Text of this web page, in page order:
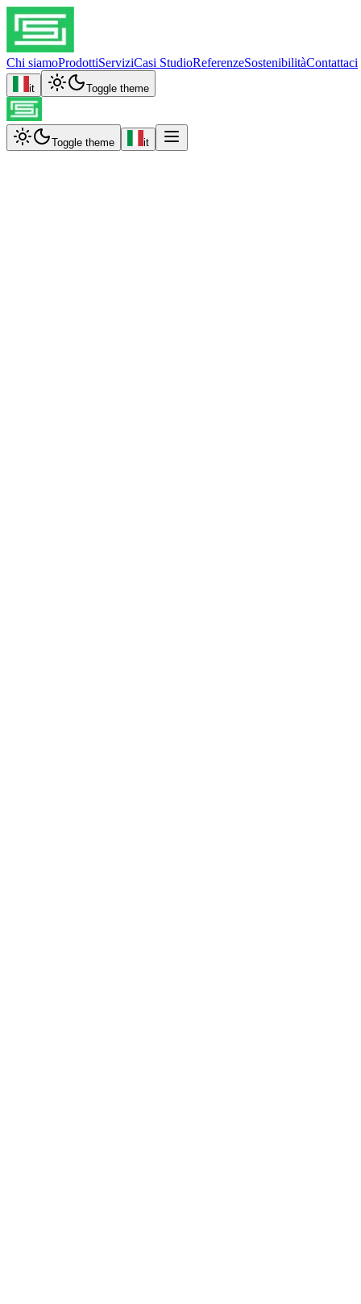
Chi siamoProdottiServiziCasi StudioReferenzeSostenibilitàContattaci
it Toggle theme
Toggle theme it